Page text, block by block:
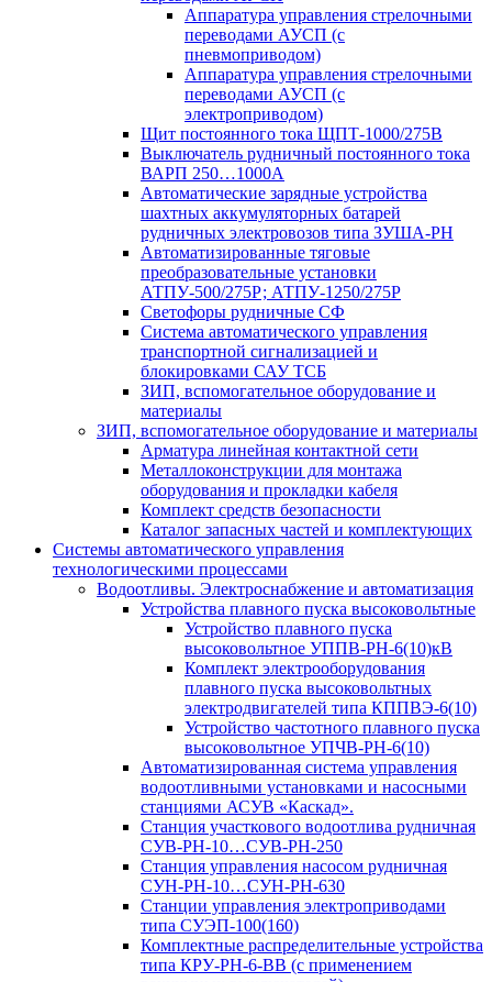
Аппаратура управления стрелочными
переводами АУСП (с
пневмоприводом)
Аппаратура управления стрелочными
переводами АУСП (с
электроприводом)
Щит постоянного тока ЩПТ-1000/275В
Выключатель рудничный постоянного тока
ВАРП 250…1000А
Автоматические зарядные устройства
шахтных аккумуляторных батарей
рудничных электровозов типа ЗУША-РН
Автоматизированные тяговые
преобразовательные установки
АТПУ-500/275Р; АТПУ-1250/275Р
Светофоры рудничные СФ
Система автоматического управления
транспортной сигнализацией и
блокировками САУ ТСБ
ЗИП, вспомогательное оборудование и
материалы
ЗИП, вспомогательное оборудование и материалы
Арматура линейная контактной сети
Металлоконструкции для монтажа
оборудования и прокладки кабеля
Комплект средств безопасности
Каталог запасных частей и комплектующих
Системы автоматического управления
технологическими процессами
Водоотливы. Электроснабжение и автоматизация
Устройства плавного пуска высоковольтные
Устройство плавного пуска
высоковольтное УППВ-РН-6(10)кВ
Комплект электрооборудования
плавного пуска высоковольтных
электродвигателей типа КППВЭ-6(10)
Устройство частотного плавного пуска
высоковольтное УПЧВ-РН-6(10)
Автоматизированная система управления
водоотливными установками и насосными
станциями АСУВ «Каскад».
Станция участкового водоотлива рудничная
СУВ-РН-10…СУВ-РН-250
Станция управления насосом рудничная
СУН-РН-10…СУН-РН-630
Станции управления электроприводами
типа СУЭП-100(160)
Комплектные распределительные устройства
типа КРУ-РН-6-ВВ (с применением